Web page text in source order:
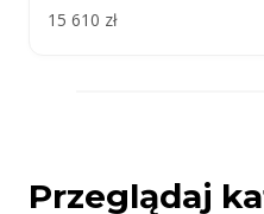
15 610 zł
Przeglądaj